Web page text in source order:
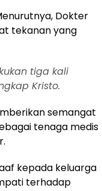
Dokter
tekanan yang
tiga kali
Kristo.
semangat
tenaga medis
kepada keluarga
terhadap